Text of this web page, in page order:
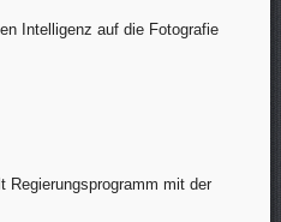
Intelligenz auf die Fotografie
Regierungsprogramm mit der